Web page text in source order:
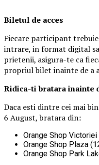
Biletul de acces
Fiecare participant
intrare, in format digital
prietenii, asigura-te ca
propriul bilet inainte de a
Ridica-ti bratarainainte
Daca esti dintre cei mai
6 August, bratara din:
Orange Shop
Orange Shop Plaza
Orange Shop Park